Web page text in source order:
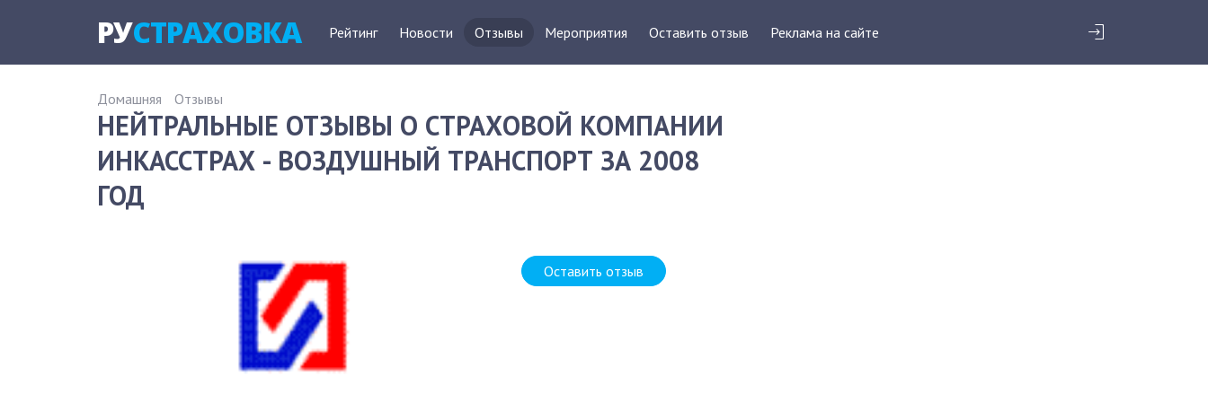
РУСТРАХОВКА Рейтинг Новости Отзывы Мероприятия Оставить отзыв Реклама на сайте
Домашняя Отзывы
НЕЙТРАЛЬНЫЕ ОТЗЫВЫ О СТРАХОВОЙ КОМПАНИИ
ИНКАССТРАХ - ВОЗДУШНЫЙ ТРАНСПОРТ ЗА 2008
ГОД
Оставить отзыв